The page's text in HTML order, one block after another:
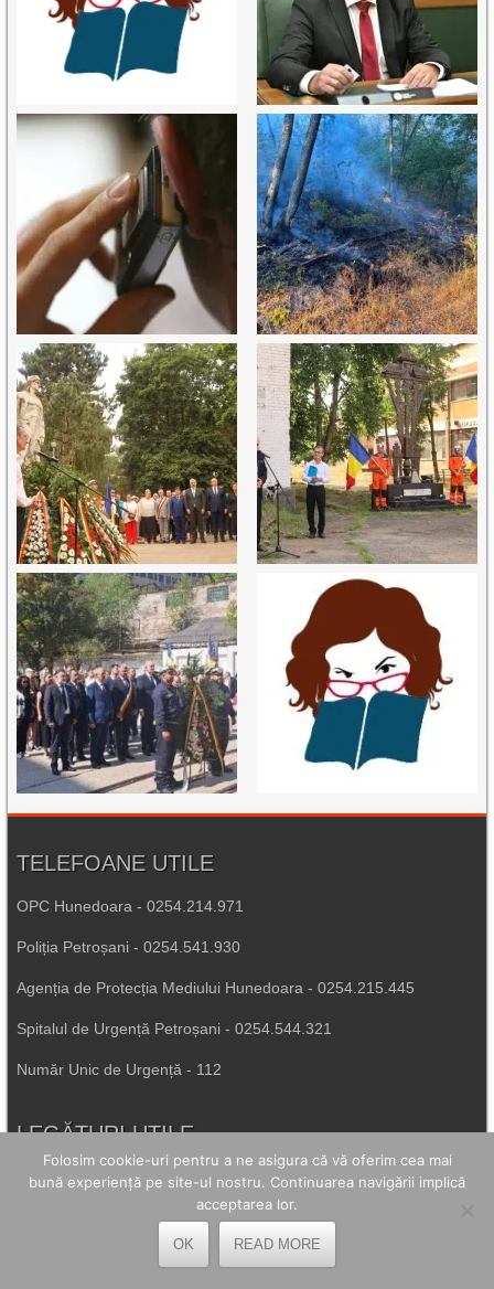
TELEFOANE UTILE
OPC Hunedoara - 0254.214.971
Poliția Petroșani - 0254.541.930
Agenția de Protecția Mediului Hunedoara - 0254.215.445
Spitalul de Urgență Petroșani - 0254.544.321
Număr Unic de Urgență - 112
LEGĂTURI UTILE
Prefectura Hunedoara
Folosim cookie-uri pentru a ne asigura că vă oferim cea mai
bună experiență pe site-ul nostru. Continuarea navigării implică
acceptarea lor.
OK READ MORE